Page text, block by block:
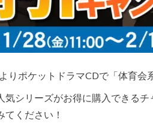
りポケットドラマCDで「体育会
気シリーズがお得に購入できる
てください！